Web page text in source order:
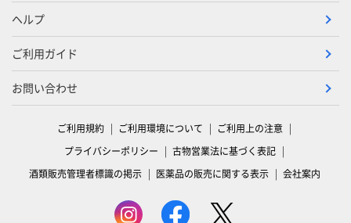
ヘルプ
ご利用ガイド
お問い合わせ
ご利用規約 ご利用環境について
ご利用上の注意
プライバシーポリシー
古物営業法に基づく表記
酒類販売管理者標識の掲示
医薬品の販売に関する表示 会社案内